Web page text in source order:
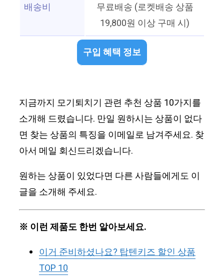
배송비
무료배송 (로켓배송 상품
19,800원 이상 구매 시)
구입 혜택 정보
지금까지 모기퇴치기 관련 추천 상품 10가지를
소개해 드렸습니다. 만일 원하시는 상품이 없다
면 찾는 상품의 특징을 이메일로 남겨주세요. 찾
아서 메일 회신드리겠습니다.
원하는 상품이 있었다면 다른 사람들에게도 이
글을 소개해 주세요.
※ 이런 제품도 한번 알아보세요.
이거 준비하셨나요? 탑텐키즈 할인 상품
TOP 10